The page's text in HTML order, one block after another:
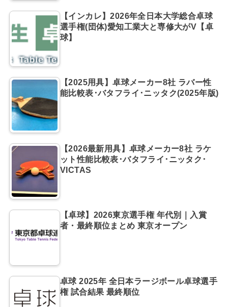
【インカレ】2026年全日本大学総合卓球
選手権(団体)愛知工業大と専修大がV【卓
球】
【2025用具】卓球メーカー8社 ラバー性
能比較表･バタフライ･ニッタク(2025年版)
【2026最新用具】卓球メーカー8社 ラケ
ット性能比較表･バタフライ･ニッタク･
VICTAS
【卓球】2026東京選手権 年代別｜入賞
者・最終順位まとめ 東京オープン
卓球 2025年 全日本ラージボール卓球選手
権 試合結果 最終順位